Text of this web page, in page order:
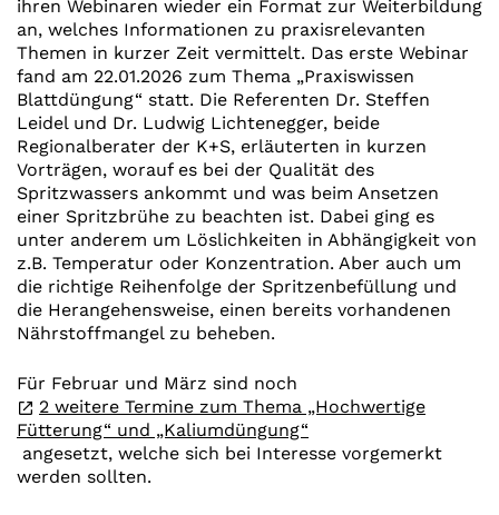
ihren Webinaren wieder ein Format zur Weiterbildung
an, welches Informationen zu praxisrelevanten
Themen in kurzer Zeit vermittelt. Das erste Webinar
fand am 22.01.2026 zum Thema „Praxiswissen
Blattdüngung“ statt. Die Referenten Dr. Steffen
Leidel und Dr. Ludwig Lichtenegger, beide
Regionalberater der K+S, erläuterten in kurzen
Vorträgen, worauf es bei der Qualität des
Spritzwassers ankommt und was beim Ansetzen
einer Spritzbrühe zu beachten ist. Dabei ging es
unter anderem um Löslichkeiten in Abhängigkeit von
z.B. Temperatur oder Konzentration. Aber auch um
die richtige Reihenfolge der Spritzenbefüllung und
die Herangehensweise, einen bereits vorhandenen
Nährstoffmangel zu beheben.
Für Februar und März sind noch
2 weitere Termine zum Thema „Hochwertige
Fütterung“ und „Kaliumdüngung“
angesetzt, welche sich bei Interesse vorgemerkt
werden sollten.